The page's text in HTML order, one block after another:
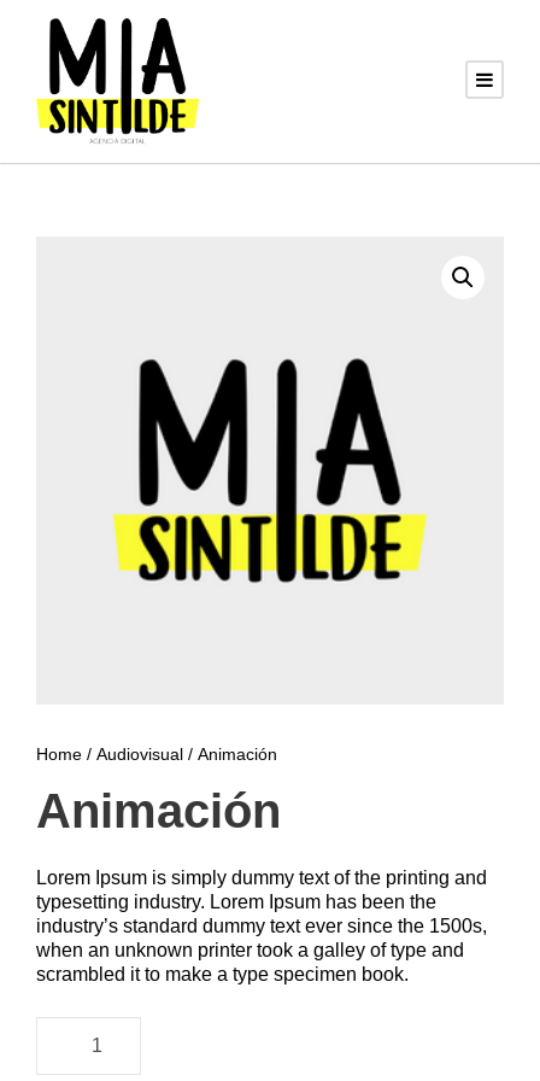
Home / Audiovisual / Animación
Animación
Lorem Ipsum is simply dummy text of the printing and
typesetting industry. Lorem Ipsum has been the
industry’s standard dummy text ever since the 1500s,
when an unknown printer took a galley of type and
scrambled it to make a type specimen book.
i